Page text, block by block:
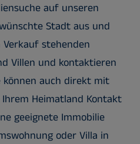
auf unseren
Stadt aus und
stehenden
Villen und kontaktieren
können auch direkt mit
Heimatland Kontakt
geeignete Immobilie
oder Villa in